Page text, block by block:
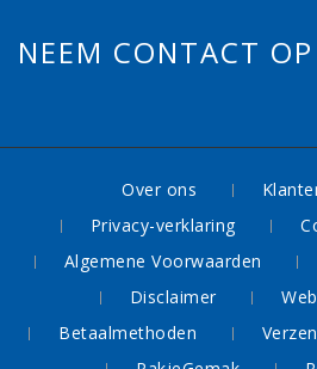
NEEM CONTACT OP
Over ons
Privacy-verklaring
Algemene Voorwaarden
Disclaimer
Betaalmethoden